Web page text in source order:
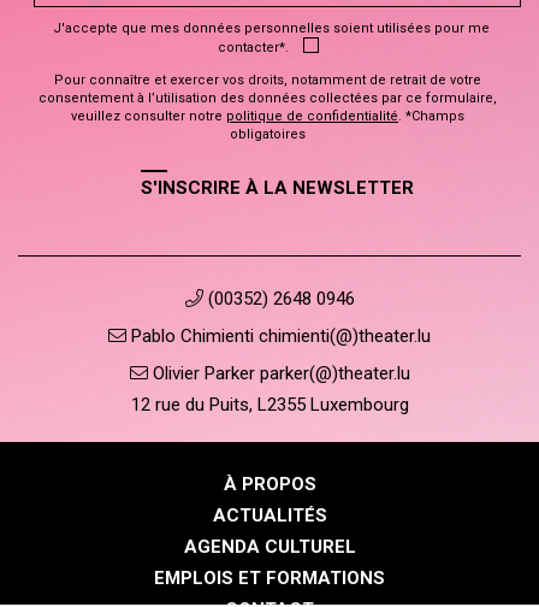
J'accepte que mes données personnelles soient utilisées pour me
contacter*.
Pour connaître et exercer vos droits, notamment de retrait de votre
consentement à l’utilisation des données collectées par ce formulaire,
veuillez consulter notre politique de confidentialité. *Champs
obligatoires
S'INSCRIRE À LA NEWSLETTER
(00352) 2648 0946
Pablo Chimienti chimienti(@)theater.lu
Olivier Parker parker(@)theater.lu
12 rue du Puits, L2355 Luxembourg
À PROPOS
ACTUALITÉS
AGENDA CULTUREL
EMPLOIS ET FORMATIONS